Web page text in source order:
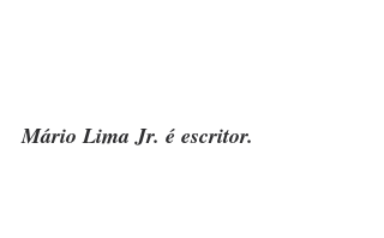
Mário Lima Jr. é escritor.